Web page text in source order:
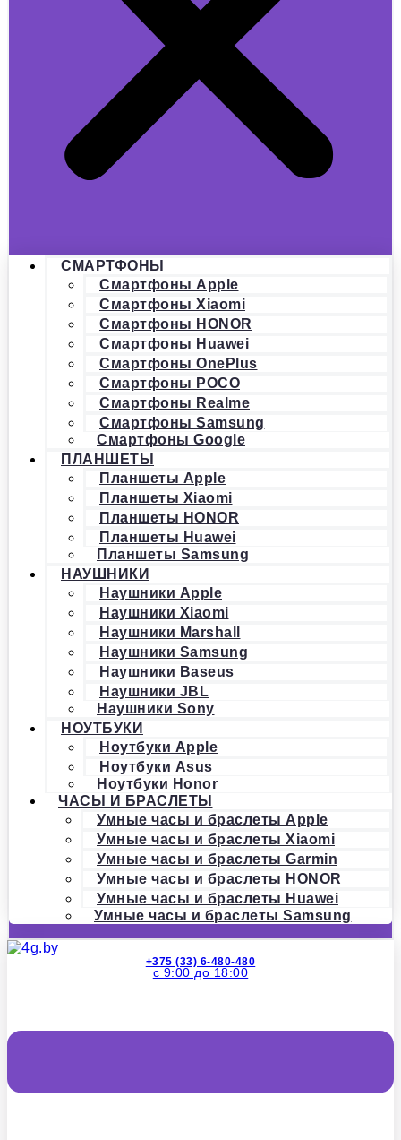
СМАРТФОНЫ
Смартфоны Apple
Смартфоны Xiaomi
Смартфоны HONOR
Смартфоны Huawei
Смартфоны OnePlus
Смартфоны POCO
Смартфоны Realme
Смартфоны Samsung
Смартфоны Google
ПЛАНШЕТЫ
Планшеты Apple
Планшеты Xiaomi
Планшеты HONOR
Планшеты Huawei
Планшеты Samsung
НАУШНИКИ
Наушники Apple
Наушники Xiaomi
Наушники Marshall
Наушники Samsung
Наушники Baseus
Наушники JBL
Наушники Sony
НОУТБУКИ
Ноутбуки Apple
Ноутбуки Asus
Ноутбуки Honor
ЧАСЫ И БРАСЛЕТЫ
Умные часы и браслеты Apple
Умные часы и браслеты Xiaomi
Умные часы и браслеты Garmin
Умные часы и браслеты HONOR
Умные часы и браслеты Huawei
Умные часы и браслеты Samsung
+375 (33) 6-480-480
с 9:00 до 18:00